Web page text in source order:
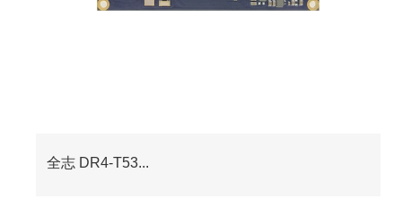
全志 DR4-T53...